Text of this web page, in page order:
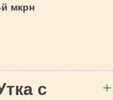
мкрн
с